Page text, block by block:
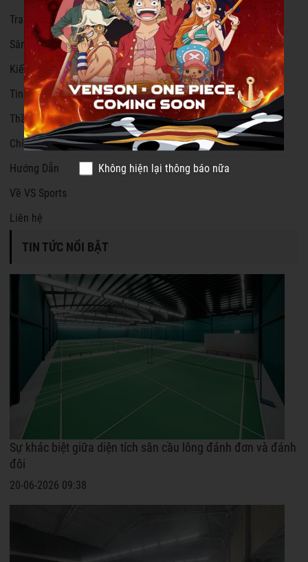
Trang chủ
Sân Cầu Lông
Kiến Thức Cầu Lông
Tin Tức Cầu Lông
Thần Tượng Cầu Lông
Chính Sách
Hướng Dẫn
Về VS Sports
Liên hệ
TIN TỨC NỔI BẬT
Sự khác biệt giữa diện tích sân cầu lông đánh đơn và đánh
đôi
20-06-2026 09:38
Không hiện lại thông báo nữa